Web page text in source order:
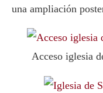
una ampliación
Acceso iglesia